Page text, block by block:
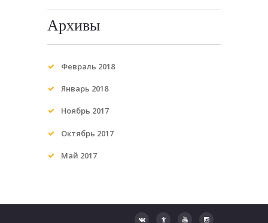
Архивы
Февраль 2018
Январь 2018
Ноябрь 2017
Октябрь 2017
Май 2017